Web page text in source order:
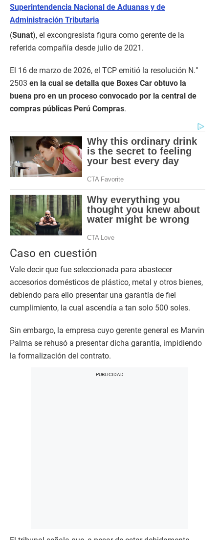
Superintendencia Nacional de Aduanas y de
Administración Tributaria
(Sunat), el excongresista figura como gerente de la
referida compañía desde julio de 2021.
El 16 de marzo de 2026, el TCP emitió la resolución N.°
2503 en la cual se detalla que Boxes Car obtuvo la
buena pro en un proceso convocado por la central de
compras públicas Perú Compras.
Caso en cuestión
Vale decir que fue seleccionada para abastecer
accesorios domésticos de plástico, metal y otros bienes,
debiendo para ello presentar una garantía de fiel
cumplimiento, la cual ascendía a tan solo 500 soles.
Sin embargo, la empresa cuyo gerente general es Marvin
Palma se rehusó a presentar dicha garantía, impidiendo
la formalización del contrato.